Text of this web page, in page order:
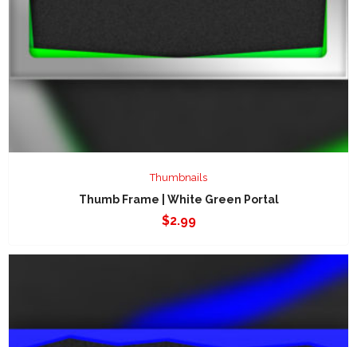
Thumbnails
Thumb Frame | White Green Portal
$2.99